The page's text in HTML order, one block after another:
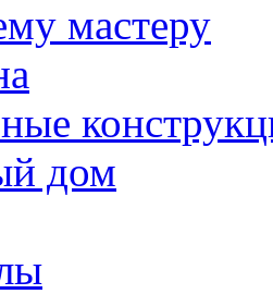
мастеру
дом